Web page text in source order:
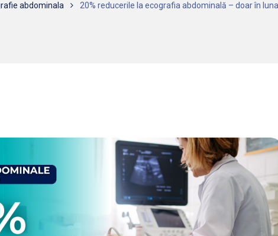
abdominala 20% reducerile la ecografia abdominală – doar în